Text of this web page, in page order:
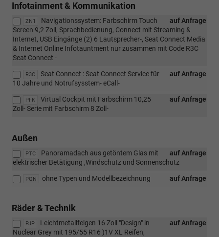
Infotainment & Kommunikation
ZN1 auf Anfrage
Navigationssystem: Farbschirm Touch
Screen 9,2 Zoll, Sprachbedienung, Connect mit Streaming &
Internet, USB Eingänge (2) 6 Lautsprecher-, Seat Connect Media
& Internet Online Infotauntment nur zusammen mit Code R3C
Seat Connect -
R3C auf Anfrage
Seat Connect : Seat Connect Service für
10 Jahre und Notrufsysstem- eCall-
PFK auf Anfrage
Virtual Cockpit mit Farbschirm 10,25
Zoll- Serie mit Farbschirm 8 Zoll-
Außen
PTC auf Anfrage
Panoramadach aus getöntem Glas mit
elektrischer Betätigung ,Windschutz und Sonnenschutz
PQN auf Anfrage
ohne Typen und Modellbezeichnung
Räder & Technik
PJP auf Anfrage
Leichtmetallfelgen 16 Zoll "Design" in
Nuclear Grey mit 195/55 R16 )1V XL Reifen,